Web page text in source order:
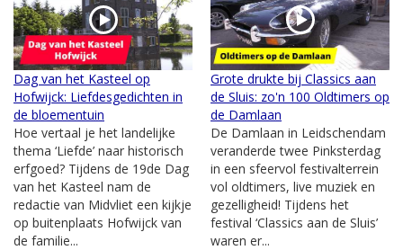
Dag van het Kasteel op
Hofwijck: Liefdesgedichten in
de bloementuin
Hoe vertaal je het landelijke
thema ‘Liefde’ naar historisch
erfgoed? Tijdens de 19de Dag
van het Kasteel nam de
redactie van Midvliet een kijkje
op buitenplaats Hofwijck van
de familie...
Grote drukte bij Classics aan
de Sluis: zo'n 100 Oldtimers op
de Damlaan
De Damlaan in Leidschendam
veranderde twee Pinksterdag
in een sfeervol festivalterrein
vol oldtimers, live muziek en
gezelligheid! Tijdens het
festival ‘Classics aan de Sluis’
waren er...